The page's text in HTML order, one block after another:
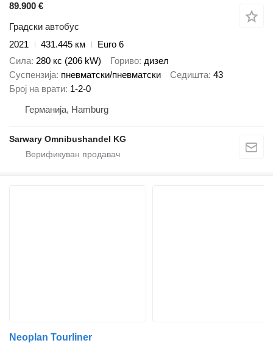
89.900 €
Градски автобус
2021
431.445 км
Euro 6
Сила 280 кс (206 kW) Гориво дизел
Суспензија пневматски/пневматски Седишта 43
Број на врати 1-2-0
Германија, Hamburg
Sarwary Omnibushandel KG
Neoplan Tourliner